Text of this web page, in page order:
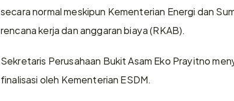
secara normal meskipun Kementerian Energi dan
rencana kerja dan anggaran biaya (RKAB).
Sekretaris Perusahaan Bukit Asam Eko Prayitno
finalisasi oleh Kementerian ESDM.